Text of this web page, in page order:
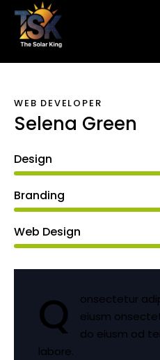
WEB DEVELOPER
Selena Green
Design
Branding
Web Design
Q
onsectetur
eiusm
do eiusm od
labore.